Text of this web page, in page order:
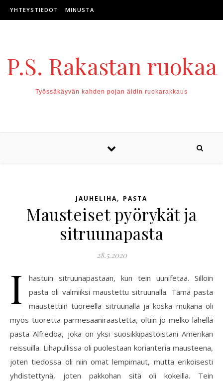
Skip to content
YHTEYSTIEDOT MINUSTA
P.S. Rakastan ruokaa
Työssäkäyvän kahden pojan äidin ruokarakkaus
JAUHELIHA, PASTA
Mausteiset pyörykät ja
sitruunapasta
28.5.2020
I
hastuin sitruunapastaan, kun tein uunifetaa. Silloin
pasta oli valmiiksi maustettu sitruunalla. Tämä pasta
maustettiin tuoreella sitruunalla ja koska mukana oli
myös tuoretta parmesaaniraastetta, oltiin jo melko lähellä
pasta Alfredoa, joka on yksi suosikkipastoistani Amerikan
reissuilla. Lihapullissa oli puolestaan korianteria mausteena,
joten tiedossa oli niin omat lempimaut, mutta erikoisesti
yhdistettynä, joten pakkohan sitä oli kokeilla. Tein